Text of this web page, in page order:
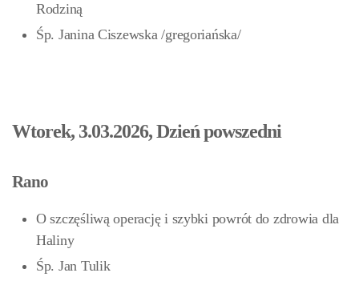
Rodziną
Śp. Janina Ciszewska /gregoriańska/
Wtorek, 3.03.2026, Dzień powszedni
Rano
O szczęśliwą operację i szybki powrót do zdrowia dla
Haliny
Śp. Jan Tulik